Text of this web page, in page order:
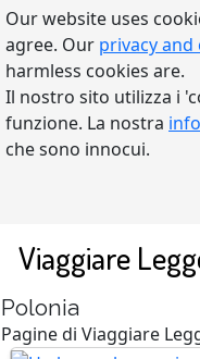
Our website uses
agree. Our privacy and
harmless cookies are.
Il nostro sito utilizza i
funzione. La nostra
che sono innocui.
Viaggiare
Polonia
Pagine di Viaggiare